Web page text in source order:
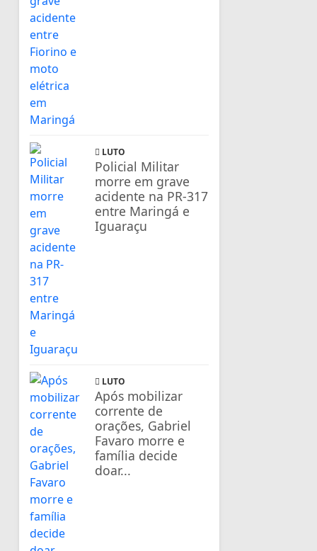
LUTO
Policial Militar
morre em grave
acidente na PR-317
entre Maringá e
Iguaraçu
LUTO
Após mobilizar
corrente de
orações, Gabriel
Favaro morre e
família decide
doar...